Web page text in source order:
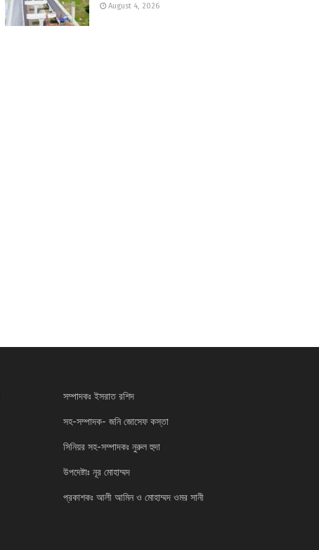
August 4, 2026
সম্পাদকঃ ইসরাত রশিদ
সহ-সম্পাদক- জনি জোসেফ কস্তা
সিনিয়র সহ-সম্পাদকঃ নুরুল হুদা
উপদেষ্টাঃ নূর মোহাম্মদ
প্রকাশকঃ আলী আমিন ও মোহাম্মদ ওমর সানী